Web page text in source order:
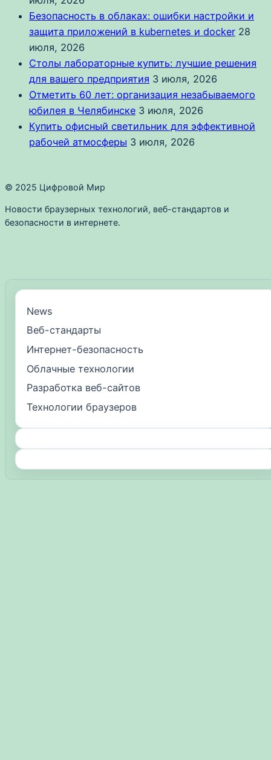
Безопасность в облаках: ошибки настройки и
защита приложений в kubernetes и docker 28
июля, 2026
Столы лабораторные купить: лучшие решения
для вашего предприятия 3 июля, 2026
Отметить 60 лет: организация незабываемого
юбилея в Челябинске 3 июля, 2026
Купить офисный светильник для эффективной
рабочей атмосферы 3 июля, 2026
© 2025 Цифровой Мир
Новости браузерных технологий, веб-стандартов и
безопасности в интернете.
News
Веб-стандарты
Интернет-безопасность
Облачные технологии
Разработка веб-сайтов
Технологии браузеров